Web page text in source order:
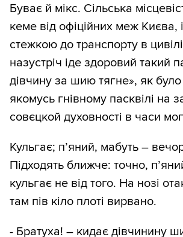
Буває й мікс. Сільська
кеме від офіційних меж Києва,
стежкою до транспорту в
назустріч іде здоровий такий
дівчину за шию тягне», як
якомусь гнівному пасквілі на
совєцкой духовності в часи
Кульгає; п’яний, мабуть –
Підходять ближче: точно,
кульгає не від того. На нозі
там пів кіло плоті вирвано.
- Братуха! – кидає дівчинину